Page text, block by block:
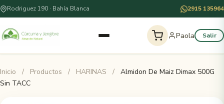
Rodriguez 190 · Bahía Blanca 2915 135964
Paola Salir
Inicio / Productos / HARINAS /
Almidon De Maiz Dimax 500G
Sin TACC